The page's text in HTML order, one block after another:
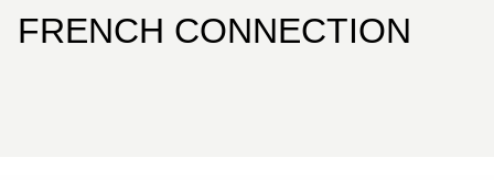
FRENCH CONNECTION